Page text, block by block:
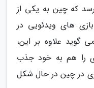
رسد که چین به یکی از
های ویدئویی در
گوید علاوه بر این،
را هم به خود جذب
در چین در حال شکل